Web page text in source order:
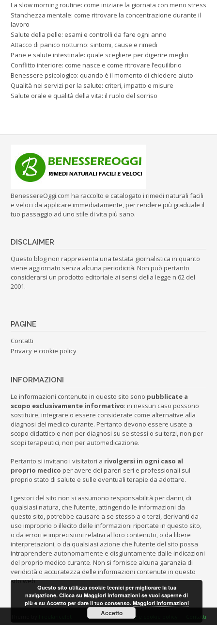
La slow morning routine: come iniziare la giornata con meno stress
Stanchezza mentale: come ritrovare la concentrazione durante il
lavoro
Salute della pelle: esami e controlli da fare ogni anno
Attacco di panico notturno: sintomi, cause e rimedi
Pane e salute intestinale: quale scegliere per digerire meglio
Conflitto interiore: come nasce e come ritrovare l’equilibrio
Benessere psicologico: quando è il momento di chiedere aiuto
Qualità nei servizi per la salute: criteri, impatto e misure
Salute orale e qualità della vita: il ruolo del sorriso
BenessereOggi.com ha raccolto e catalogato i rimedi naturali facili
e veloci da applicare immediatamente, per rendere più graduale il
tuo passaggio ad uno stile di vita più sano.
DISCLAIMER
Questo blog non rappresenta una testata giornalistica in quanto
viene aggiornato senza alcuna periodicità. Non può pertanto
considerarsi un prodotto editoriale ai sensi della legge n.62 del
2001.
PAGINE
Contatti
Privacy e cookie policy
INFORMAZIONI
Le informazioni contenute in questo sito sono pubblicate a
scopo esclusivamente informativo: in nessun caso possono
sostituire, integrare o essere considerate come alternative alla
diagnosi del medico curante. Pertanto devono essere usate a
scopo didattico e non per diagnosi su se stessi o su terzi, non per
scopi terapeutici, non per automedicazione.
Pertanto si invitano i visitatori a rivolgersi in ogni caso al
proprio medico per avere dei pareri seri e professionali sul
proprio stato di salute e sulle eventuali terapie da adottare.
I gestori del sito non si assumono responsabilità per danni, di
qualsiasi natura, che l’utente, attingendo le informazioni da
questo sito, potrebbe causare a se stesso a o terzi, derivanti da
uso improprio o illecito delle informazioni riportate in questo sito,
o da errori e imprecisioni relativi al loro contenuto, o da libere
interpretazioni, o da qualsiasi azione che l’utente del sito possa
intraprendere autonomamente e disgiuntamente dalle indicazioni
del proprio medico curante. Non si fornisce alcuna garanzia di
veridicità o accuratezza delle informazioni contenute in questo
sito web.
Privacy e cookie policy Contatti
Questo sito utilizza cookie tecnici per migliorare la tua
navigazione. Clicca su Maggiori informazioni se vuoi saperne di
più e su Accetto per dare il tuo consenso. Maggiori informazioni
Accetto